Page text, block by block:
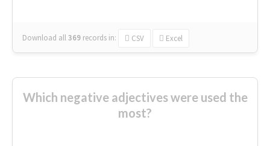
Download all369 records in: CSV Excel
Which negative adjectives were used the
most?